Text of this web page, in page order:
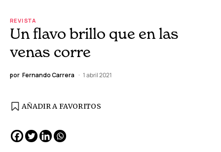
REVISTA
Un flavo brillo que en las
venas corre
por Fernando Carrera 1 abril 2021
AÑADIR A FAVORITOS